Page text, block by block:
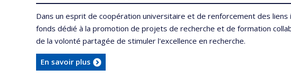
Dans un esprit de coopération universitaire et de renforcement des
fonds dédié à la promotion de projets de recherche et de formation
de la volonté partagée de stimuler l'excellence en recherche.
En savoir plus